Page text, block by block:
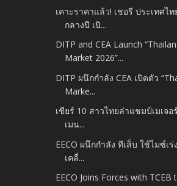
เคาะราคาแล้ว! เชอรี ประเทศไ
กลางปี เปิ...
DITP and CEA Launch
Market 2026”...
DITP ผนึกกำลัง CEA เปิดตัว
Marke...
เชียร์ 10 สาวไทยล่าแชมป์เมเจอ
เมน...
EECO ผนึกกำลัง ทีเส็บ ใช้ไมซ์เ
เคลื่...
EECO Joins Forces with TCEB